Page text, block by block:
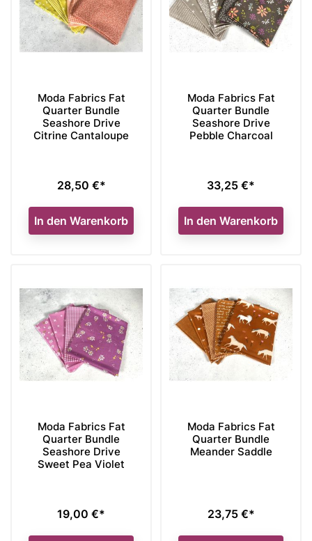
Moda Fabrics Fat
Quarter Bundle
Seashore Drive
Citrine Cantaloupe
Preis
28,50 €*
In den Warenkorb
Moda Fabrics Fat
Quarter Bundle
Seashore Drive
Pebble Charcoal
Preis
33,25 €*
In den Warenkorb
Moda Fabrics Fat
Quarter Bundle
Seashore Drive
Sweet Pea Violet
Preis
19,00 €*
Moda Fabrics Fat
Quarter Bundle
Meander Saddle
Preis
23,75 €*